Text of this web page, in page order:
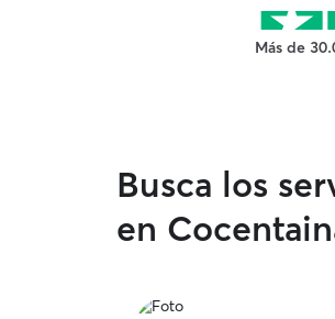
Más de
Busca los
en